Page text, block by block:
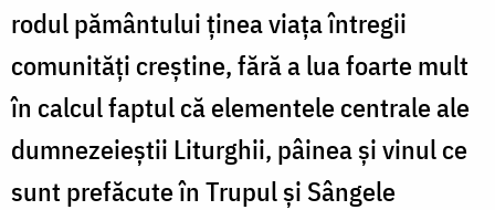
rodul pământului ţinea viaţa întregii
comunităţi creştine, fără a lua foarte mult
în calcul faptul că elementele centrale ale
dumnezeieștii Liturghii, pâinea şi vinul ce
sunt prefăcute în Trupul şi Sângele